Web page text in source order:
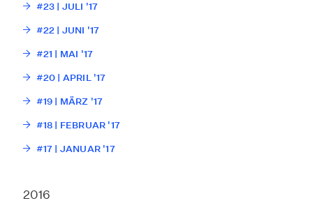
#23 | JULI '17
#22 | JUNI '17
#21 | MAI '17
#20 | APRIL '17
#19 | MÄRZ '17
#18 | FEBRUAR '17
#17 | JANUAR '17
2016